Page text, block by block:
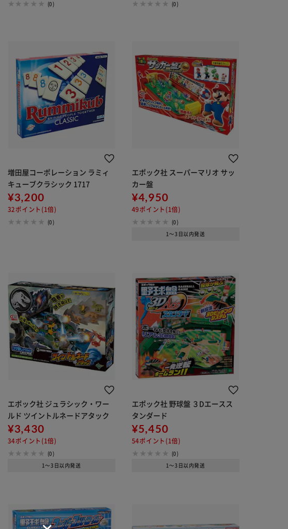
(0) (0)
増田屋コーポレーション ラミィ
キューブクラシック 1717
¥3,200
32ポイント(1倍)
(0)
エポック社 スーパーマリオ サッ
カー盤
¥4,950
49ポイント(1倍)
(0)
1～3日以内発送
エポック社 ジュラシック・ワー
ルド ツイントルネードアタック
¥3,430
34ポイント(1倍)
(0)
1～3日以内発送
エポック社 野球盤 ３Dエースス
タンダード
¥5,450
54ポイント(1倍)
(0)
1～3日以内発送